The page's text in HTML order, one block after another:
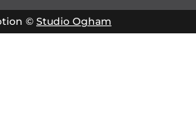
© Studio Ogham